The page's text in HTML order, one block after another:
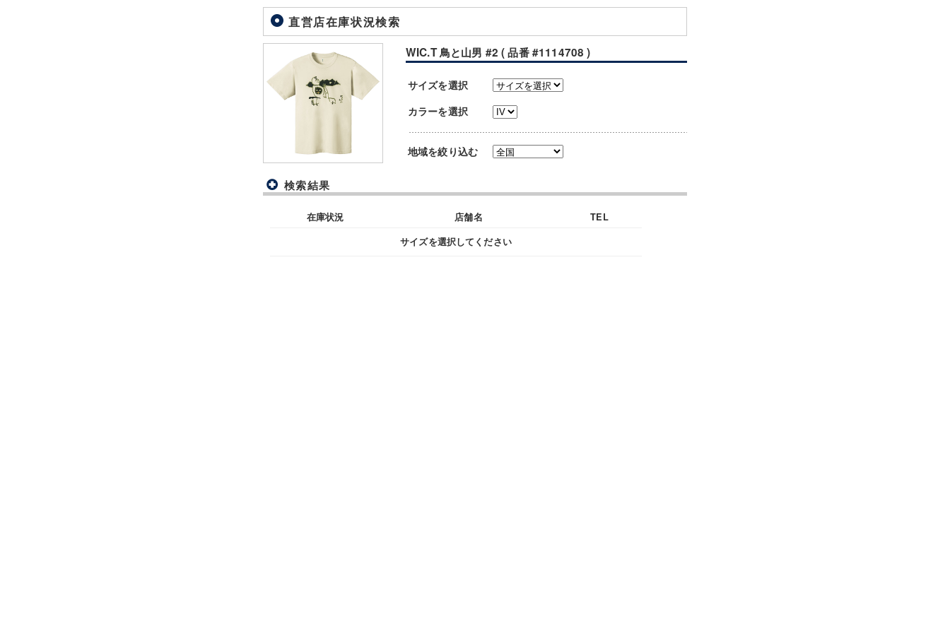
直営店在庫状況検索
WIC.T 鳥と山男 #2 ( 品番 #1114708 )
サイズを選択
カラーを選択
地域を絞り込む
検索結果
在庫状況 店舗名
TEL
サイズを選択してください